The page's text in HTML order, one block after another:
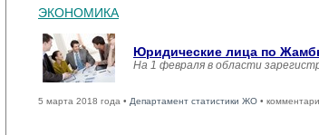
ЭКОНОМИКА
Юридические лица по
На 1 февраля в области
5 марта 2018 года • Департамент статистики ЖО •